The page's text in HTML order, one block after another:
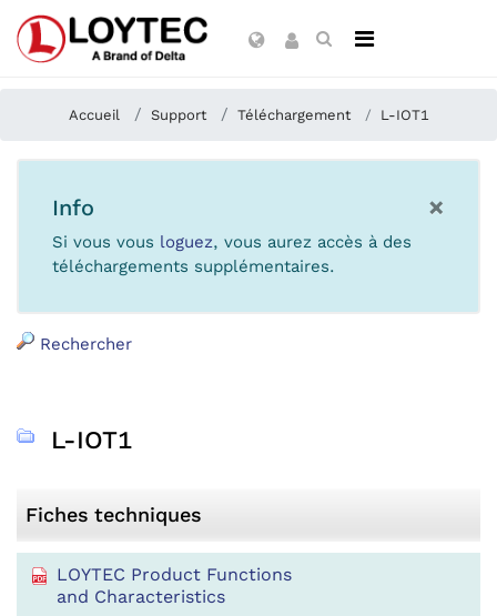
Accueil Support Téléchargement L-IOT1
×
Info
Si vous vous loguez, vous aurez accès à des
téléchargements supplémentaires.
Rechercher
L-IOT1
Fiches techniques
LOYTEC Product Functions
and Characteristics